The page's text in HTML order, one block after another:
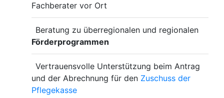
Fachberater vor Ort
Beratung zu überregionalen und regionalen
Förderprogrammen
Vertrauensvolle Unterstützung beim Antrag
und der Abrechnung für den Zuschuss der
Pflegekasse